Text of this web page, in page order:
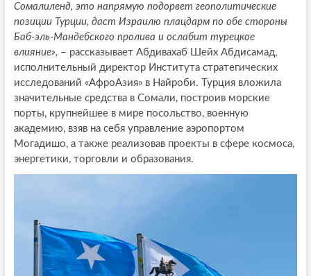
Сомалиленд, это напрямую подорвет геополитические
позиции Турции, даст Израилю плацдарм по обе стороны
Баб-эль-Мандебского пролива и ослабит турецкое
влияние», – рассказывает Абдивахаб Шейх Абдисамад,
исполнительный директор Института стратегических
исследований «АфроАзия» в Найроби. Турция вложила
значительные средства в Сомали, построив морские
порты, крупнейшее в мире посольство, военную
академию, взяв на себя управление аэропортом
Могадишо, а также реализовав проекты в сфере космоса,
энергетики, торговли и образования.